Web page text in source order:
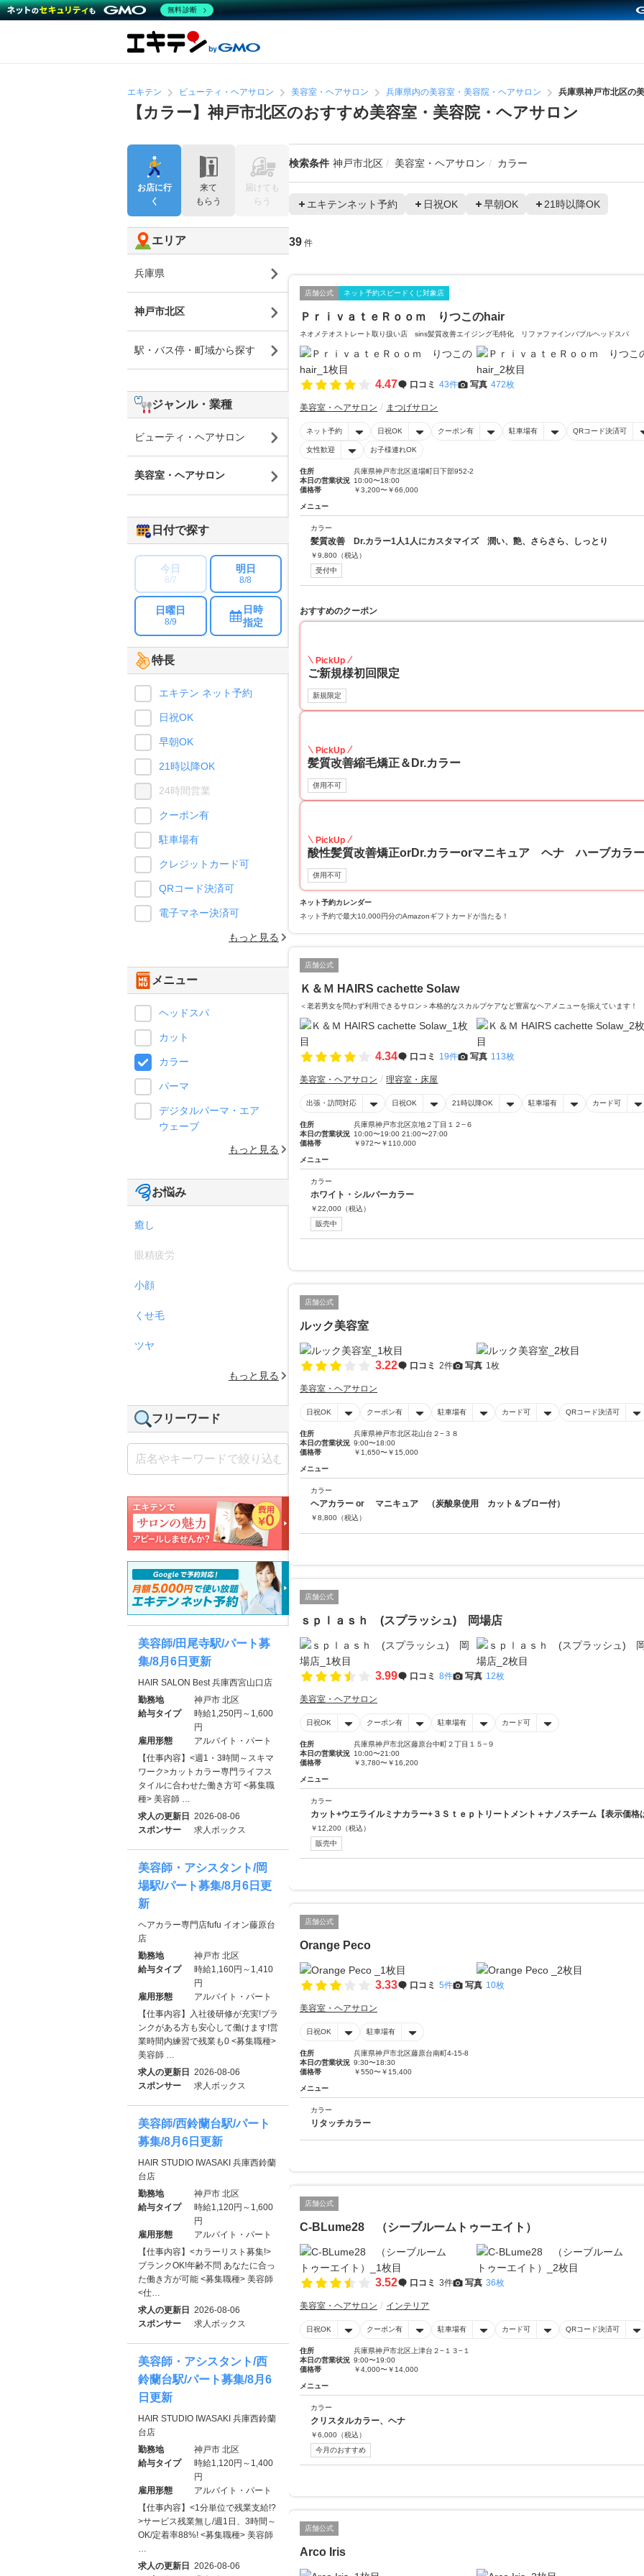
エキテン ビューティ・ヘアサロン 美容室・ヘアサロン 兵庫県内の美容室・美容院・ヘアサロン 兵庫県神戸市北区の
【カラー】神戸市北区のおすすめ美容室・美容院・ヘアサロン
検索条件 神戸市北区 美容室・ヘアサロン カラー
エキテンネット予約 日祝OK 早朝OK 21時以降OK
39 件
店舗公式 ネット予約スピードくじ対象店
ＰｒｉｖａｔｅＲｏｏｍ りつこのhair
ネオメテオストレート取り扱い店 sins髪質改善エイジング毛特化 リファファインバブルヘッドスパ
4.47 口コミ 43件 写真 472枚
美容室・ヘアサロン まつげサロン
ネット予約 日祝OK クーポン有 駐車場有 QRコード決済可
女性歓迎 お子様連れOK
住所
兵庫県神戸市北区道場町日下部952-2
本日の営業状況 10:00〜18:00
価格帯
￥3,200〜￥66,000
メニュー
カラー
髪質改善 Dr.カラー1人1人にカスタマイズ 潤い、艶、さらさら、しっとり
￥9,800 （税込）
受付中
おすすめのクーポン
PickUp
ご新規様初回限定
新規限定
PickUp
髪質改善縮毛矯正＆Dr.カラー
併用不可
PickUp
酸性髪質改善矯正orDr.カラーorマニキュア ヘナ ハーブカラー
併用不可
ネット予約カレンダー
ネット予約で最大10,000円分のAmazonギフトカードが当たる！
店舗公式
Ｋ＆Ｍ HAIRS cachette Solaw
＜老若男女を問わず利用できるサロン＞本格的なスカルプケアなど豊富なヘアメニューを揃えています！
4.34 口コミ 19件 写真 113枚
美容室・ヘアサロン 理容室・床屋
出張・訪問対応 日祝OK 21時以降OK 駐車場有 カード可
住所
兵庫県神戸市北区京地２丁目１２−６
本日の営業状況 10:00〜19:00 21:00〜27:00
価格帯
￥972〜￥110,000
メニュー
カラー
ホワイト・シルバーカラー
￥22,000 （税込）
販売中
店舗公式
ルック美容室
3.22 口コミ 2件 写真 1枚
美容室・ヘアサロン
日祝OK クーポン有 駐車場有 カード可 QRコード決済可
住所
兵庫県神戸市北区花山台２−３８
本日の営業状況 9:00〜18:00
価格帯
￥1,650〜￥15,000
メニュー
カラー
ヘアカラー or マニキュア （炭酸泉使用 カット＆ブロー付）
￥8,800 （税込）
店舗公式
ｓｐｌａｓｈ (スプラッシュ) 岡場店
3.99 口コミ 8件 写真 12枚
美容室・ヘアサロン
日祝OK クーポン有 駐車場有 カード可
住所
兵庫県神戸市北区藤原台中町２丁目１５−９
本日の営業状況 10:00〜21:00
価格帯
￥3,780〜￥16,200
メニュー
カラー
カット+ウエライルミナカラー+３Ｓｔｅｐトリートメント＋ナノスチーム【表示価格
￥ 12,200 （税込）
販売中
店舗公式
Orange Peco
3.33 口コミ 5件 写真 10枚
美容室・ヘアサロン
日祝OK 駐車場有
住所
兵庫県神戸市北区藤原台南町4-15-8
本日の営業状況 9:30〜18:30
価格帯
￥550〜￥15,400
メニュー
カラー
リタッチカラー
店舗公式
C-BLume28 （シーブルームトゥーエイト）
3.52 口コミ 3件 写真 36枚
美容室・ヘアサロン インテリア
日祝OK クーポン有 駐車場有 カード可 QRコード決済可
住所
兵庫県神戸市北区上津台２−１３−１
本日の営業状況 9:00〜19:00
価格帯
￥4,000〜￥14,000
メニュー
カラー
クリスタルカラー、ヘナ
￥6,000 （税込）
今月のおすすめ
店舗公式
Arco Iris
お店に行
く
来て
もらう
届けても
らう
エリア
兵庫県
神戸市北区
駅・バス停・町域から探す
ジャンル・業種
ビューティ・ヘアサロン
美容室・ヘアサロン
日付で探す
今日
8/7
明日
8/8
日曜日
8/9
日時
指定
特長
エキテン ネット予約
日祝OK
早朝OK
21時以降OK
24時間営業
クーポン有
駐車場有
クレジットカード可
QRコード決済可
電子マネー決済可
もっと見る
メニュー
ヘッドスパ
カット
カラー
パーマ
デジタルパーマ・エア
ウェーブ
もっと見る
お悩み
癒し
眼精疲労
小顔
くせ毛
ツヤ
もっと見る
フリーワード
美容師/田尾寺駅/パート募
集/8月6日更新
HAIR SALON Best 兵庫西宮山口店
勤務地
神戸市 北区
給与タイプ
時給1,250円～1,600
円
雇用形態
アルバイト・パート
【仕事内容】<週1・3時間～スキマ
ワーク>カットカラー専門ライフス
タイルに合わせた働き方可 <募集職
種> 美容師 …
求人の更新日 2026-08-06
スポンサー
求人ボックス
美容師・アシスタント/岡
場駅/パート募集/8月6日更
新
ヘアカラー専門店fufu イオン藤原台
店
勤務地
神戸市 北区
給与タイプ
時給1,160円～1,410
円
雇用形態
アルバイト・パート
【仕事内容】入社後研修が充実!ブラ
ンクがある方も安心して働けます!営
業時間内練習で残業も0 <募集職種>
美容師 …
求人の更新日 2026-08-06
スポンサー
求人ボックス
美容師/西鈴蘭台駅/パート
募集/8月6日更新
HAIR STUDIO IWASAKI 兵庫西鈴蘭
台店
勤務地
神戸市 北区
給与タイプ
時給1,120円～1,600
円
雇用形態
アルバイト・パート
【仕事内容】<カラーリスト募集!>
ブランクOK!年齢不問 あなたに合っ
た働き方が可能 <募集職種> 美容師
<仕…
求人の更新日 2026-08-06
スポンサー
求人ボックス
美容師・アシスタント/西
鈴蘭台駅/パート募集/8月6
日更新
HAIR STUDIO IWASAKI 兵庫西鈴蘭
台店
勤務地
神戸市 北区
給与タイプ
時給1,120円～1,400
円
雇用形態
アルバイト・パート
【仕事内容】<1分単位で残業支給!?
>サービス残業無し/週1日、3時間～
OK/定着率88%! <募集職種> 美容師
求人の更新日 2026-08-06
無料診断